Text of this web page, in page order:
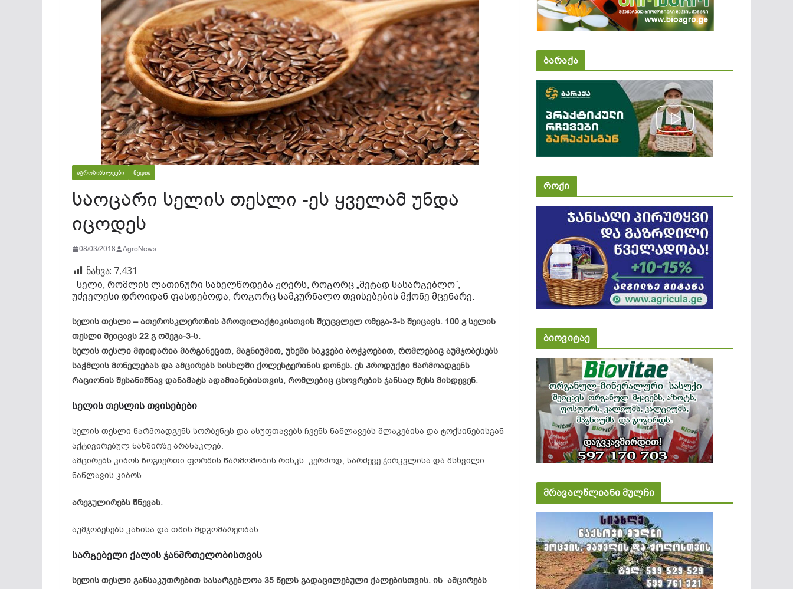
ᲐᲒᲠᲝᲡᲘᲐᲮᲚᲔᲔᲑᲘ ᲛᲔᲓᲘᲐ
საოცარი სელის თესლი -ეს ყველამ უნდა
იცოდეს
08/03/2018 AgroNews
ნახვა: 7,431
სელი, რომლის ლათინური სახელწოდება ჟღერს, როგორც „მეტად სასარგებლო”,
უძველესი დროიდან ფასდებოდა, როგორც სამკურნალო თვისებების მქონე მცენარე.
სელის თესლი – ათეროსკლეროზის პროფილაქტიკისთვის შეუცვლელ ომეგა-3-ს შეიცავს. 100 გ სელის
თესლი შეიცავს 22 გ ომეგა-3-ს.
სელის თესლი მდიდარია მარგანეცით, მაგნიუმით, უხეში საკვები ბოჭკოებით, რომლებიც აუმჯობესებს
საჭმლის მონელებას და ამცირებს სისხლში ქოლესტერინის დონეს. ეს პროდუქტი წარმოადგენს
რაციონის შესანიშნავ დანამატს ადამიანებისთვის, რომლებიც ცხოვრების ჯანსაღ წესს მისდევენ.
სელის თესლის თვისებები
სელის თესლი წარმოადგენს სორბენტს და ასუფთავებს ჩვენს ნაწლავებს შლაკებისა და ტოქსინებისგან
აქტივირებულ ნახშირზე არანაკლებ.
ამცირებს კიბოს ზოგიერთი ფორმის წარმოშობის რისკს. კერძოდ, სარძევე ჯირკვლისა და მსხვილი
ნაწლავის კიბოს.
არეგულირებს წნევას.
აუმჯობესებს კანისა და თმის მდგომარეობას.
სარგებელი ქალის ჯანმრთელობისთვის
სელის თესლი განსაკუთრებით სასარგებლოა 35 წელს გადაცილებული ქალებისთვის. ის ამცირებს
ბარაქა
როქი
ბიოვიტაე
მრავალწლიანი მულჩი